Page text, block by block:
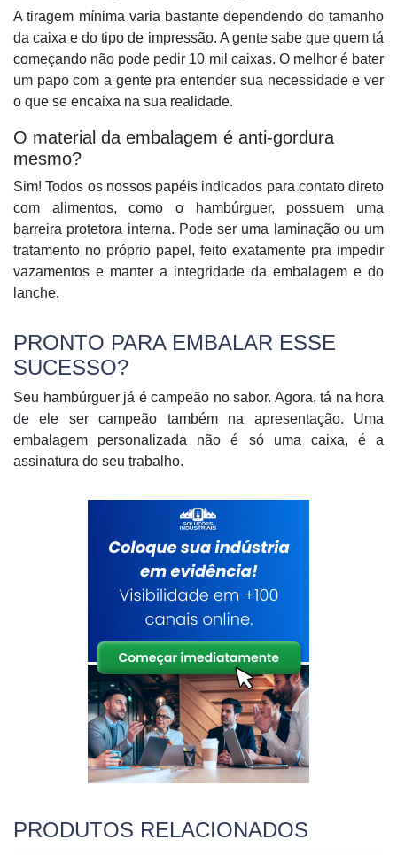
Atiragem mínima varia bastante dependendo do tamanho
da caixa e do tipo de impressão. A gente sabe que quem tá
começando não pode pedir 10 mil caixas. O melhor é bater
um papo com a gente pra entender sua necessidade e ver
o que se encaixa na sua realidade.
O material da embalagem é anti-gordura
mesmo?
Sim! Todos os nossos papéis indicados para contato direto
com alimentos, como o hambúrguer, possuem uma
barreira protetora interna. Pode ser uma laminação ou um
tratamento no próprio papel, feito exatamente pra impedir
vazamentos e manter a integridade da embalagem e do
lanche.
PRONTO PARA EMBALAR ESSE
SUCESSO?
Seu hambúrguer já é campeão no sabor. Agora, tá na hora
de ele ser campeão também na apresentação. Uma
embalagem personalizada não é só uma caixa, é a
assinatura do seu trabalho.
PRODUTOS RELACIONADOS